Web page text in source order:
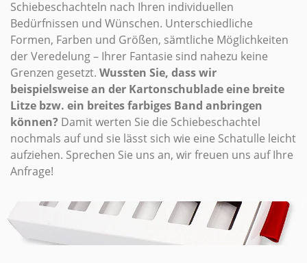
Schiebeschachteln nach Ihren individuellen
Bedürfnissen und Wünschen. Unterschiedliche
Formen, Farben und Größen, sämtliche Möglichkeiten
der Veredelung – Ihrer Fantasie sind nahezu keine
Grenzen gesetzt. Wussten Sie, dass wir
beispielsweise an der Kartonschublade eine breite
Litze bzw. ein breites farbiges Band anbringen
können? Damit werten Sie die Schiebeschachtel
nochmals auf und sie lässt sich wie eine Schatulle leicht
aufziehen. Sprechen Sie uns an, wir freuen uns auf Ihre
Anfrage!